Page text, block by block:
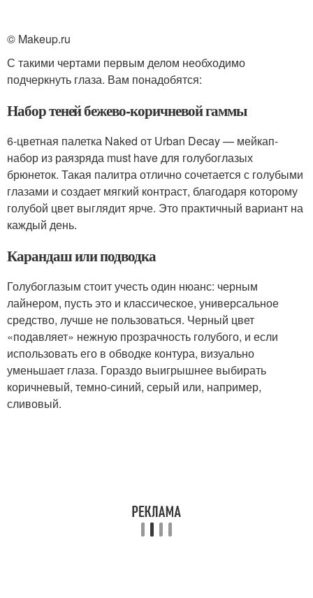
© Makeup.ru
С такими чертами первым делом необходимо
подчеркнуть глаза. Вам понадобятся:
Набор теней бежево-коричневой гаммы
6-цветная палетка Naked от Urban Decay — мейкап-
набор из раязряда must have для голубоглазых
брюнеток. Такая палитра отлично сочетается с голубыми
глазами и создает мягкий контраст, благодаря которому
голубой цвет выглядит ярче. Это практичный вариант на
каждый день.
Карандаш или подводка
Голубоглазым стоит учесть один нюанс: черным
лайнером, пусть это и классическое, универсальное
средство, лучше не пользоваться. Черный цвет
«подавляет» нежную прозрачность голубого, и если
использовать его в обводке контура, визуально
уменьшает глаза. Гораздо выигрышнее выбирать
коричневый, темно-синий, серый или, например,
сливовый.